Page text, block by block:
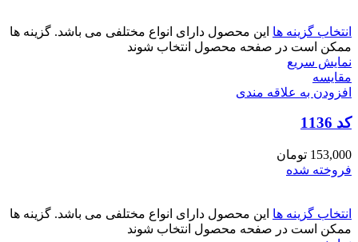
انتخاب گزینه ها این محصول دارای انواع مختلفی می باشد. گزینه ها
ممکن است در صفحه محصول انتخاب شوند
نمایش سریع
مقايسه
افزودن به علاقه مندی
کد 1136
153,000 تومان
فروخته شده
انتخاب گزینه ها این محصول دارای انواع مختلفی می باشد. گزینه ها
ممکن است در صفحه محصول انتخاب شوند